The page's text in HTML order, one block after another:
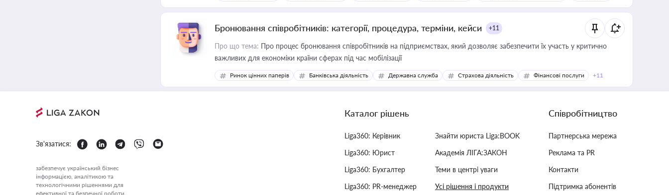
Бронювання співробітників: категорії, процедура, терміни, кейси +11
Про що тема: Про процес бронювання співробітників на підприємствах, який дозволяє забезпечити їх участь у критично
важливих для економіки країни сферах під час мобілізації
Ринок цінних паперів Банківська діяльність Державна служба Страхова діяльність Фінансові послуги +11
Зв'язатися:
забезпечує український бізнес
інформацією, аналітикою та
технологічними рішеннями для
ефективної та безпечної роботи.
Каталог рішень
Liga360: Керівник
Liga360: Юрист
Liga360: Бухгалтер
Liga360: PR-менеджер
Знайти юриста Liga:BOOK
Академія ЛІГА:ЗАКОН
Теми в центрі уваги
Усі рішення і продукти
Співробітництво
Партнерська мережа
Реклама та PR
Контакти
Підтримка абонентів